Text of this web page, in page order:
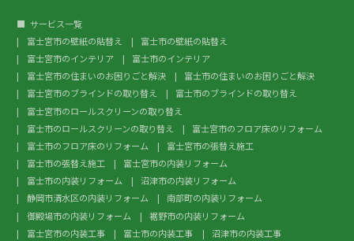
サービス一覧
富士宮市の壁紙の貼替え
富士市の壁紙の貼替え
富士宮市のインテリア
富士市のインテリア
富士宮市の住まいのお困りごと解決
富士市の住まいのお困りごと解決
富士宮市のブラインドの取り替え
富士市のブラインドの取り替え
富士宮市のロールスクリーンの取り替え
富士市のロールスクリーンの取り替え
富士宮市のフロア床のリフォーム
富士市のフロア床のリフォーム
富士宮市の張替え施工
富士市の張替え施工
富士宮市の内装リフォーム
富士市の内装リフォーム
沼津市の内装リフォーム
静岡市清水区の内装リフォーム
南部町の内装リフォーム
御殿場市の内装リフォーム
裾野市の内装リフォーム
富士宮市の内装工事
富士市の内装工事 沼津市の内装工事